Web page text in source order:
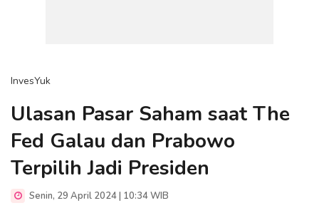
InvesYuk
Ulasan Pasar Saham saat The
Fed Galau dan Prabowo
Terpilih Jadi Presiden
Senin, 29 April 2024 | 10:34 WIB